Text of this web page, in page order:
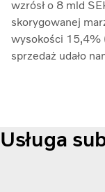
wzrósł o 8 mld
skorygowanej
wysokości 15,4%
sprzedaż udało
Usługa